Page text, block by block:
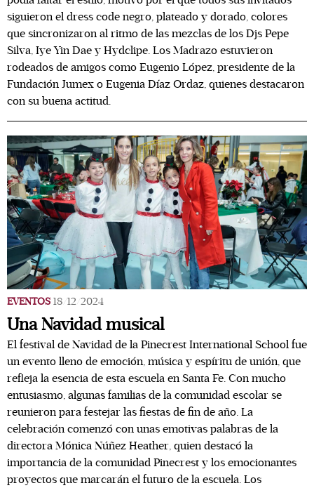
siguieron el dress code negro, plateado y dorado, colores
que sincronizaron al ritmo de las mezclas de los Djs Pepe
Silva, Iye Yin Dae y Hydclipe. Los Madrazo estuvieron
rodeados de amigos como Eugenio López, presidente de la
Fundación Jumex o Eugenia Díaz Ordaz, quienes destacaron
con su buena actitud.
EVENTOS 18/12/2024
Una Navidad musical
El festival de Navidad de la Pinecrest International School fue
un evento lleno de emoción, música y espíritu de unión, que
refleja la esencia de esta escuela en Santa Fe. Con mucho
entusiasmo, algunas familias de la comunidad escolar se
reunieron para festejar las fiestas de fin de año. La
celebración comenzó con unas emotivas palabras de la
directora Mónica Núñez Heather, quien destacó la
importancia de la comunidad Pinecrest y los emocionantes
proyectos que marcarán el futuro de la escuela. Los